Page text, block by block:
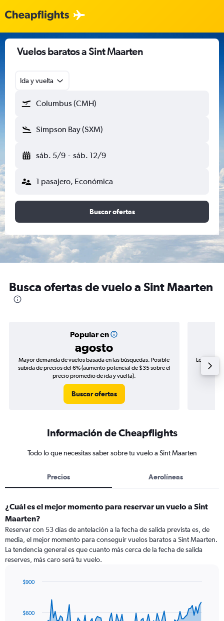
Vuelos baratos a Sint Maarten
Ida y vuelta
Columbus (CMH)
Simpson Bay (SXM)
sáb. 5/9 - sáb. 12/9
1 pasajero, Económica
Buscar ofertas
Busca ofertas de vuelo a Sint Maarten
Popular en
agosto
Mayor demanda de vuelos basada en las búsquedas. Posible
subida de precios del 6% (aumento potencial de $35 sobre el
precio promedio de ida y vuelta).
Buscar ofertas
Los
de
Información de Cheapflights
Todo lo que necesitas saber sobre tu vuelo a Sint Maarten
Precios Aerolíneas
¿Cuál es el mejor momento para reservar un vuelo a Sint
Maarten?
Reservar con 53 días de antelación a la fecha de salida prevista es, de
media, el mejor momento para conseguir vuelos baratos a Sint Maarten.
La tendencia general es que cuanto más cerca de la fecha de salida
reserves, más caro será tu vuelo.
data
$600
$900